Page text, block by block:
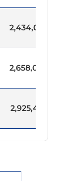
2,434,066
2,658,048
2,925,428